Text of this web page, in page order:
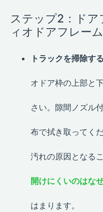
ステップ2：ド
ィオドアフレー
トラックを掃除す
オドア枠の上部と
さい。隙間ノズル
布で拭き取ってく
汚れの原因となる
開けにくいのはな
はまります。